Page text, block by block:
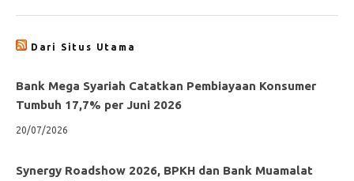
Dari Situs Utama
Bank Mega Syariah Catatkan Pembiayaan Konsumer
Tumbuh 17,7% per Juni 2026
20/07/2026
Synergy Roadshow 2026, BPKH dan Bank Muamalat